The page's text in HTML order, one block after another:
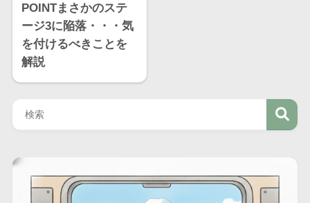
POINTまさかのステ
ージ3に陥落・・・気
を付けるべきことを
解説